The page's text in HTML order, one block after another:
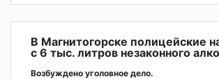
В Магнитогорске полицейские
с 6 тыс. литров незаконного
Возбуждено уголовное дело.